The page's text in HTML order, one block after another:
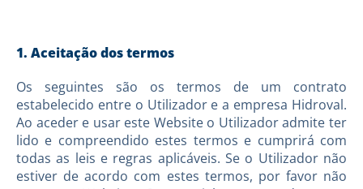
1. Aceitação dos termos
Os seguintes são os termos de um contrato
estabelecido entre o Utilizador e a empresa Hidroval.
Ao aceder e usar este Website o Utilizador admite ter
lido e compreendido estes termos e cumprirá com
todas as leis e regras aplicáveis. Se o Utilizador não
estiver de acordo com estes termos, por favor não